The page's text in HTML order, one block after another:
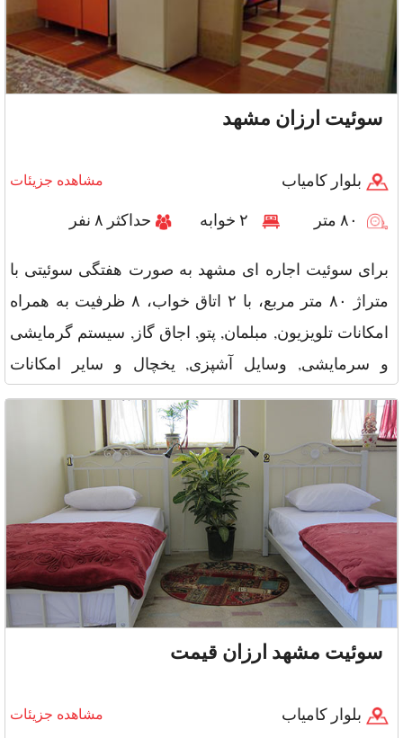
سوئیت ارزان مشهد
بلوار کامیاب مشاهده جزیئات
حداکثر ۸ نفر
برای سوئیت اجاره ای مشهد به صورت هفتگی سوئیتی با
متراژ ۸۰ متر مربع، با ۲ اتاق خواب، ۸ ظرفیت به همراه
امکانات تلویزیون, مبلمان, پتو, اجاق گاز, سیستم گرمایشی
و سرمایشی, وسایل آشپزی, یخچال و سایر امکانات
جاروبرقی, توالت فرن
سوئیت مشهد ارزان قیمت
بلوار کامیاب مشاهده جزیئات